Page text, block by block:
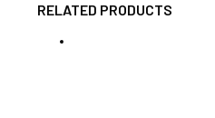
RELATED PRODUCTS